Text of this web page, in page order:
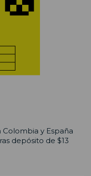
y España
depósito de $13